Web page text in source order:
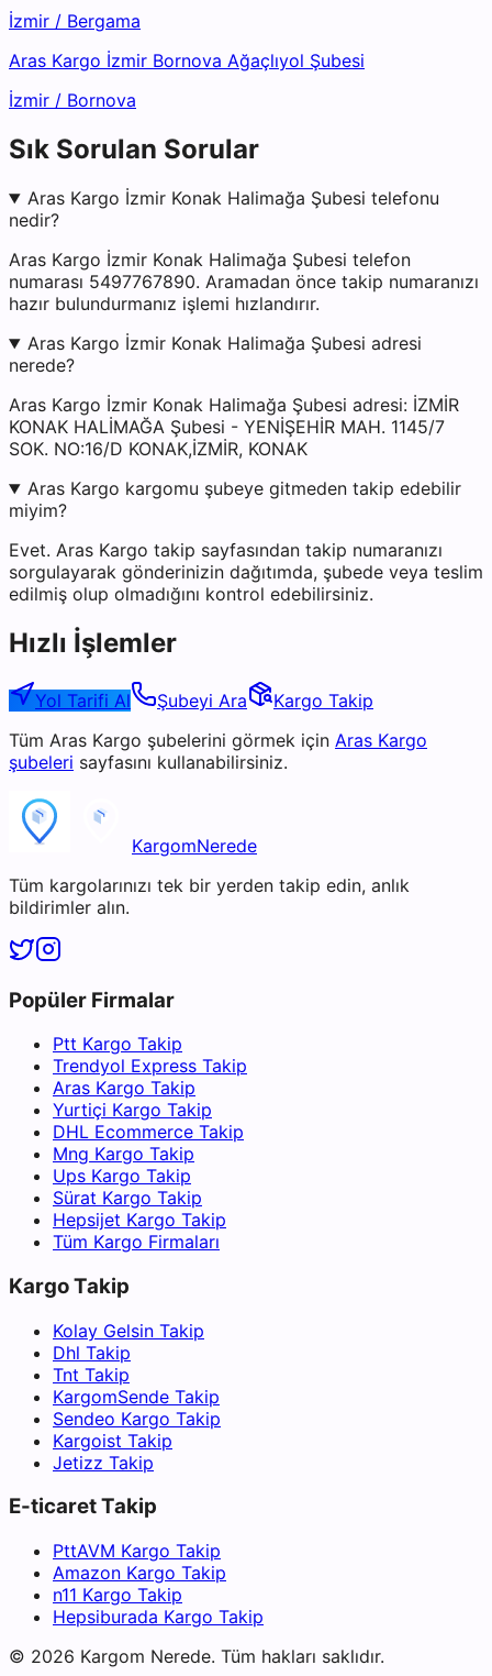
İzmir / Bergama
Aras Kargo İzmir Bornova Ağaçlıyol Şubesi
İzmir / Bornova
Sık Sorulan Sorular
Aras Kargo İzmir Konak Halimağa Şubesi telefonu
nedir?
Aras Kargo İzmir Konak Halimağa Şubesi telefon
numarası 5497767890. Aramadan önce takip numaranızı
hazır bulundurmanız işlemi hızlandırır.
Aras Kargo İzmir Konak Halimağa Şubesi adresi
nerede?
Aras Kargo İzmir Konak Halimağa Şubesi adresi: İZMİR
KONAK HALİMAĞA Şubesi - YENİŞEHİR MAH. 1145/7
SOK. NO:16/D KONAK,İZMİR, KONAK
Aras Kargo kargomu şubeye gitmeden takip edebilir
miyim?
Evet. Aras Kargo takip sayfasından takip numaranızı
sorgulayarak gönderinizin dağıtımda, şubede veya teslim
edilmiş olup olmadığını kontrol edebilirsiniz.
Hızlı İşlemler
Yol Tarifi Al Şubeyi Ara
Kargo Takip
Tüm Aras Kargo şubelerini görmek için Aras Kargo
şubeleri sayfasını kullanabilirsiniz.
KargomNerede
Tüm kargolarınızı tek bir yerden takip edin, anlık
bildirimler alın.
Popüler Firmalar
Ptt Kargo Takip
Trendyol Express Takip
Aras Kargo Takip
Yurtiçi Kargo Takip
DHL Ecommerce Takip
Mng Kargo Takip
Ups Kargo Takip
Sürat Kargo Takip
Hepsijet Kargo Takip
Tüm Kargo Firmaları
Kargo Takip
Kolay Gelsin Takip
Dhl Takip
Tnt Takip
KargomSende Takip
Sendeo Kargo Takip
Kargoist Takip
Jetizz Takip
E-ticaret Takip
PttAVM Kargo Takip
Amazon Kargo Takip
n11 Kargo Takip
Hepsiburada Kargo Takip
© 2026 Kargom Nerede. Tüm hakları saklıdır.